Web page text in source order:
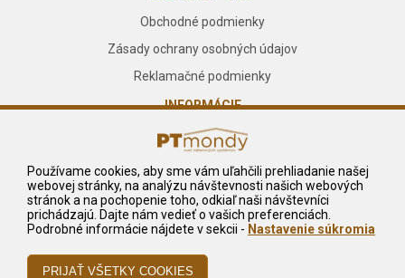
Obchodné podmienky
Zásady ochrany osobných údajov
Reklamačné podmienky
INFORMÁCIE
O nás
Služby
NA STIAHNUTIE
Odstúpiť od zmluvy tu
Používame cookies, aby sme vám uľahčili prehliadanie našej
webovej stránky, na analýzu návštevnosti našich webových
stránok a na pochopenie toho, odkiaľ naši návštevníci
prichádzajú. Dajte nám vedieť o vašich preferenciách.
Podrobné informácie nájdete v sekcii - Nastavenie súkromia